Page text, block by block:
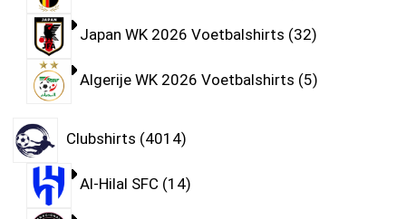
Japan WK 2026 Voetbalshirts 32
Algerije WK 2026 Voetbalshirts 5
Clubshirts 4014
Al-Hilal SFC 14